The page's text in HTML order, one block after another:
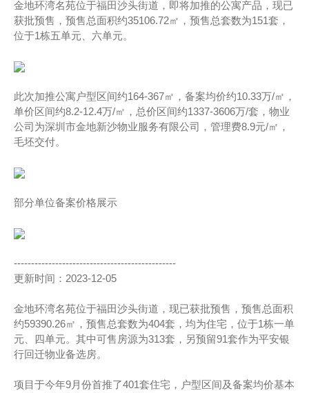
金地环湾名苑位于福田沙头街道，即将加推的公寓产品，现已
获批预售，预售总面积约35106.72㎡，预售总套数为151套，
位于1栋五单元、六单元。
此次加推公寓户型区间约164-367㎡，备案均价约10.33万/㎡，
单价区间约8.2-12.4万/㎡，总价区间约1337-3606万/套，物业
公司为深圳市金地新沙物业服务有限公司，管理费8.9元/㎡，
毛坯交付。
部分单位备案价格展示
-----------------------------------------------
更新时间：2023-12-05
金地环湾名苑位于福田沙头街道，现已获批预售，预售总面积
约59390.26㎡，预售总套数为404套，均为住宅，位于1栋一单
元、四单元。其中可售房源为313套，另预留91套作为平安银
行回迁物业备选房。
项目于今年9月份首推了401套住宅，户型区间及备案均价基本